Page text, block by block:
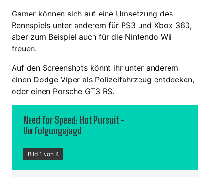
Gamer können sich auf eine Umsetzung des
Rennspiels unter anderem für PS3 und Xbox 360,
aber zum Beispiel auch für die Nintendo Wii
freuen.
Auf den Screenshots könnt ihr unter anderem
einen Dodge Viper als Polizeifahrzeug entdecken,
oder einen Porsche GT3 RS.
Need for Speed: Hot Pursuit -
Verfolgungsjagd
Bild 1 von 4